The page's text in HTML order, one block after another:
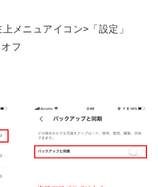
メニュアイコン>「設定」
フ